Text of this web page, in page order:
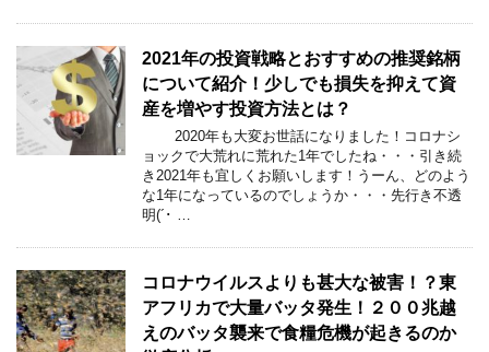
2021年の投資戦略とおすすめの推奨銘柄
について紹介！少しでも損失を抑えて資
産を増やす投資方法とは？
2020年も大変お世話になりました！コロナシ
ョックで大荒れに荒れた1年でしたね・・・引き続
き2021年も宜しくお願いします！うーん、どのよう
な1年になっているのでしょうか・・・先行き不透
明(´･ …
コロナウイルスよりも甚大な被害！？東
アフリカで大量バッタ発生！２００兆越
えのバッタ襲来で食糧危機が起きるのか